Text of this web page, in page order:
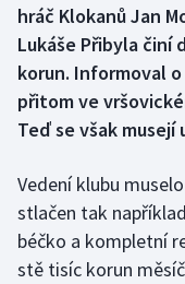
Dostihy
Florbal
Golf
Gymnastika
hráč Klokanů Jan
Lukáše Přibyla
korun. Informoval
přitom ve
Teď se však musejí
Vedení klubu
stlačen tak
béčko a kompletní
stě tisíc korun